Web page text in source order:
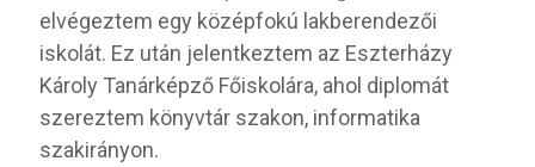
elvégeztem egy középfokú lakberendezői
iskolát. Ez után jelentkeztem az Eszterházy
Károly Tanárképző Főiskolára, ahol diplomát
szereztem könyvtár szakon, informatika
szakirányon.